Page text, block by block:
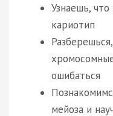
Узнаешь,
кариотип
ошибаться
мейоза и